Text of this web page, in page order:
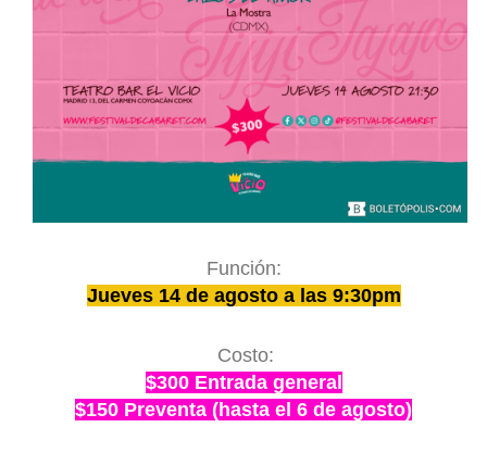
Función:
Jueves 14 de agosto a las 9:30pm
Costo:
$300 Entrada general
$150 Preventa (hasta el 6 de agosto)